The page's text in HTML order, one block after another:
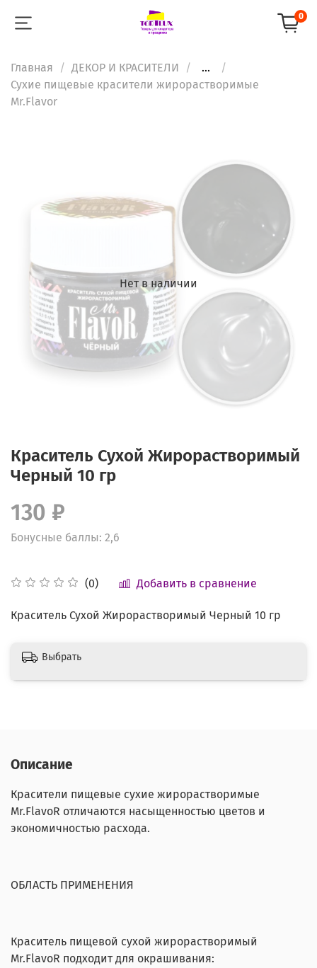
0
Главная ДЕКОР И КРАСИТЕЛИ
...
Сухие пищевые красители жирорастворимые
Mr.Flavor
Нет в наличии
Краситель Сухой Жирорастворимый
Черный 10 гр
(0) Добавить в сравнение
130 ₽
Бонусные баллы: 2,6
Краситель Сухой Жирорастворимый Черный 10 гр
Выбрать
Описание
Красители пищевые сухие жирорастворимые
Mr.FlavoR отличаются насыщенностью цветов и
экономичностью расхода.
ОБЛАСТЬ ПРИМЕНЕНИЯ
Краситель пищевой сухой жирорастворимый
Mr.FlavoR подходит для окрашивания: